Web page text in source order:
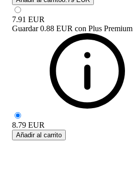
7.91 EUR
Guardar 0.88 EUR con Plus Premium
8.79 EUR
Añadir al carrito